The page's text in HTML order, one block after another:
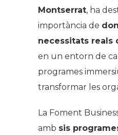
Montserrat, ha
importància de
necessitats reals
en un entorn de
programes
transformar les
La Foment
amb sis